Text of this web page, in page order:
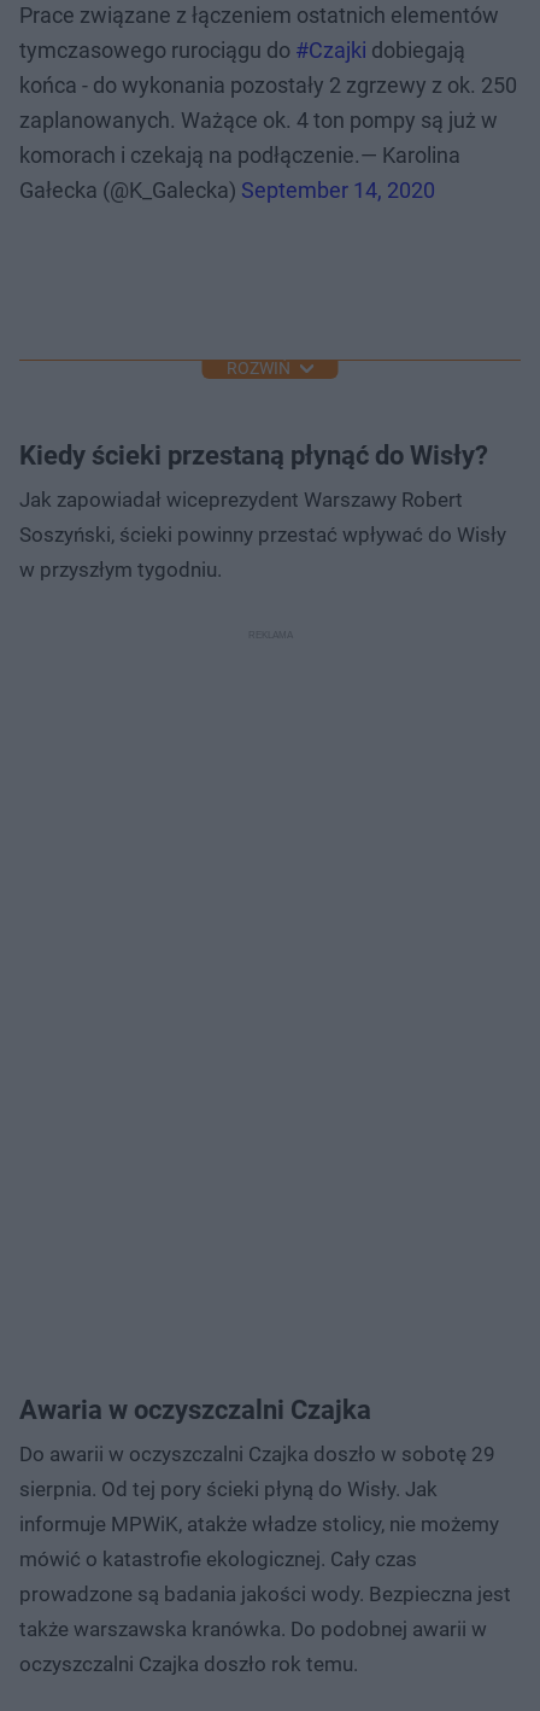
Prace związane z łączeniem ostatnich elementów
tymczasowego rurociągu do #Czajki dobiegają
końca - do wykonania pozostały 2 zgrzewy z ok. 250
zaplanowanych. Ważące ok. 4 ton pompy są już w
komorach i czekają na podłączenie.— Karolina
Gałecka (@K_Galecka) September 14, 2020
ROZWIŃ
Kiedy ścieki przestaną płynąć do Wisły?
Jak zapowiadał wiceprezydent Warszawy Robert
Soszyński, ścieki powinny przestać wpływać do Wisły
w przyszłym tygodniu.
Awaria w oczyszczalni Czajka
Do awarii w oczyszczalni Czajka doszło w sobotę 29
sierpnia. Od tej pory ścieki płyną do Wisły. Jak
informuje MPWiK, atakże władze stolicy, nie możemy
mówić o katastrofie ekologicznej. Cały czas
prowadzone są badania jakości wody. Bezpieczna jest
także warszawska kranówka. Do podobnej awarii w
oczyszczalni Czajka doszło rok temu.